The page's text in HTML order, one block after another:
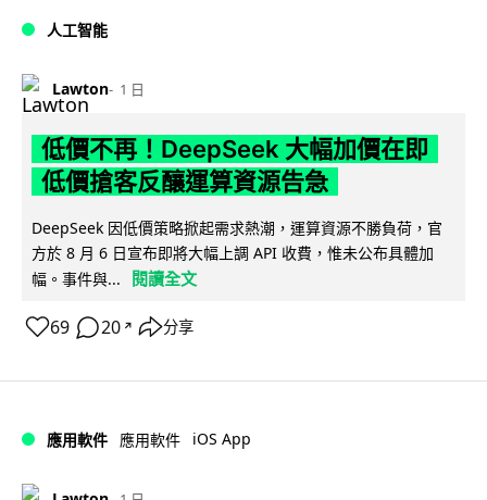
人工智能
Lawton 1 日
低價不再！DeepSeek 大幅加價在即
低價搶客反釀運算資源告急
DeepSeek 因低價策略掀起需求熱潮，運算資源不勝負荷，官
方於 8 月 6 日宣布即將大幅上調 API 收費，惟未公布具體加
幅。事件與...
閱讀全文
69 20 ↗ 分享
應用軟件 應用軟件 iOS App